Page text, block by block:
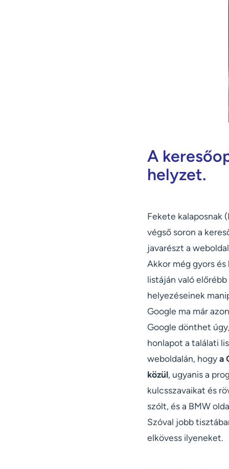
A
helyzet.
Fekete kalaposnak
végső soron a
javarészt a
Akkor még gyors
listáján való
helyezéseinek
Google ma már
Google dönthet
honlapot a találati
weboldalán, hogya
közül, ugyanis a
kulcsszavaikat és
szólt, és a BMW
Szóval jobb
elkövess ilyeneket.